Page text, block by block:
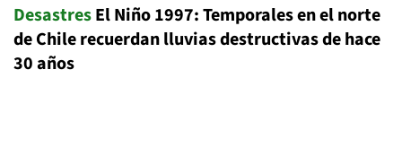
DesastresEl Niño 1997: Temporales en el norte
de Chile recuerdan lluvias destructivas de hace
30 años